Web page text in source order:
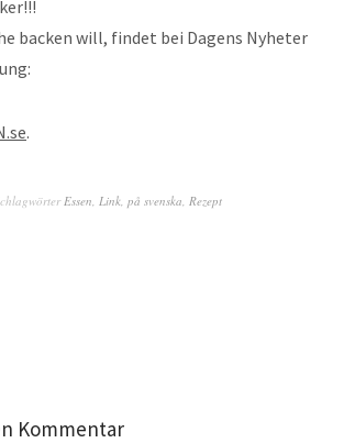
backen will, findet bei Dagens Nyheter
.
Essen Link på svenska Rezept
Kommentar